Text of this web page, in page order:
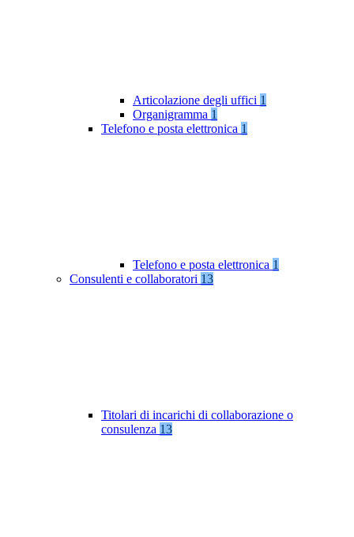
Articolazione degli uffici 1
Organigramma 1
Telefono e posta elettronica 1
Telefono e posta elettronica 1
Consulenti e collaboratori 13
Titolari di incarichi di collaborazione o
consulenza 13